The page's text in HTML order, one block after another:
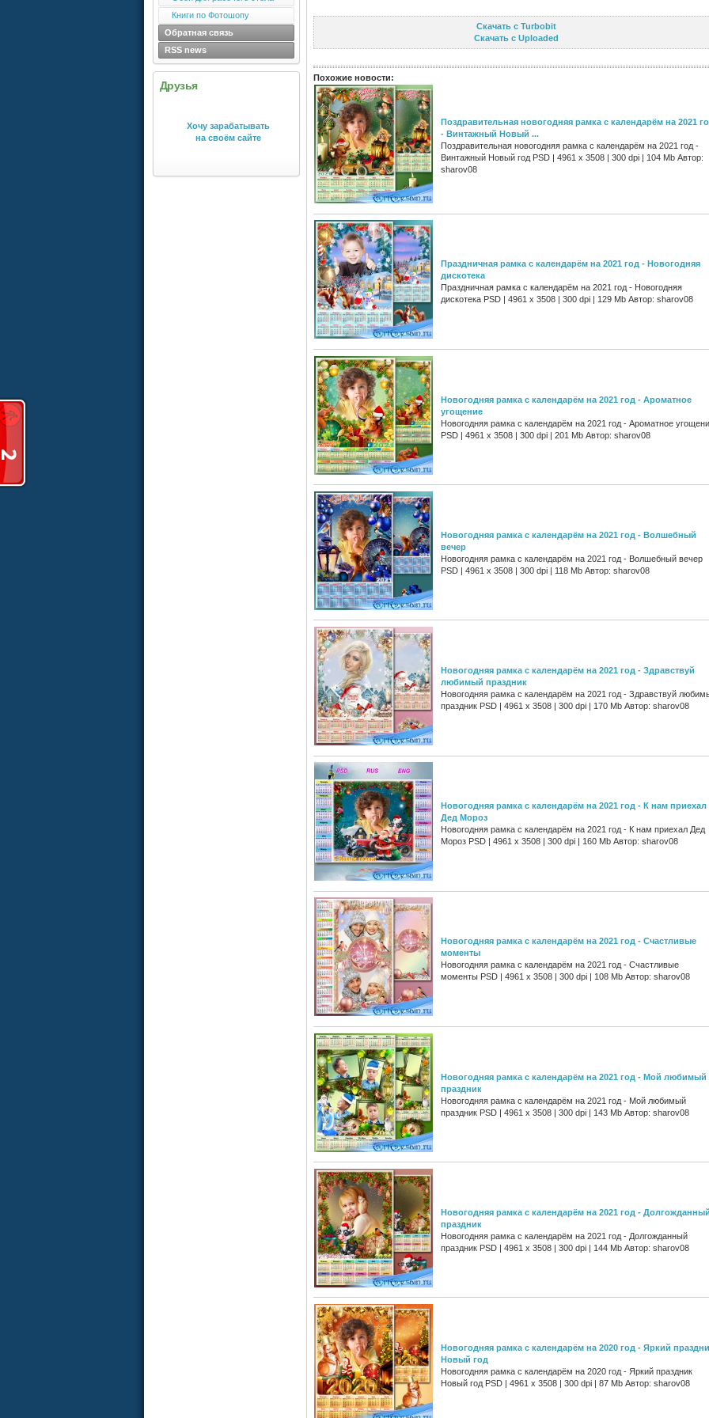
Книги по Фотошопу
Обратная связь
RSS news
Друзья
Хочу зарабатывать
на своём сайте
Скачать с Turbobit
Скачать с Uploaded
Похожие новости:
Поздравительная новогодняя рамка с календарём на 2021
- Винтажный Новый ...
Поздравительная новогодняя рамка с календарём на 2021 год -
Винтажный Новый год PSD | 4961 х 3508 | 300 dpi | 104 Mb Автор:
sharov08
Праздничная рамка с календарём на 2021 год - Новогодняя
дискотека
Праздничная рамка с календарём на 2021 год - Новогодняя
дискотека PSD | 4961 х 3508 | 300 dpi | 129 Mb Автор: sharov08
Новогодняя рамка с календарём на 2021 год - Ароматное
угощение
Новогодняя рамка с календарём на 2021 год - Ароматное
PSD | 4961 х 3508 | 300 dpi | 201 Mb Автор: sharov08
Новогодняя рамка с календарём на 2021 год - Волшебный
вечер
Новогодняя рамка с календарём на 2021 год - Волшебный вечер
PSD | 4961 х 3508 | 300 dpi | 118 Mb Автор: sharov08
Новогодняя рамка с календарём на 2021 год - Здравствуй
любимый праздник
Новогодняя рамка с календарём на 2021 год - Здравствуй
праздник PSD | 4961 х 3508 | 300 dpi | 170 Mb Автор: sharov08
Новогодняя рамка с календарём на 2021 год - К нам приехал
Дед Мороз
Новогодняя рамка с календарём на 2021 год - К нам приехал Дед
Мороз PSD | 4961 х 3508 | 300 dpi | 160 Mb Автор: sharov08
Новогодняя рамка с календарём на 2021 год - Счастливые
моменты
Новогодняя рамка с календарём на 2021 год - Счастливые
моменты PSD | 4961 х 3508 | 300 dpi | 108 Mb Автор: sharov08
Новогодняя рамка с календарём на 2021 год - Мой любимый
праздник
Новогодняя рамка с календарём на 2021 год - Мой любимый
праздник PSD | 4961 х 3508 | 300 dpi | 143 Mb Автор: sharov08
Новогодняя рамка с календарём на 2021 год -
праздник
Новогодняя рамка с календарём на 2021 год - Долгожданный
праздник PSD | 4961 х 3508 | 300 dpi | 144 Mb Автор: sharov08
Новогодняя рамка с календарём на 2020 год - Яркий
Новый год
Новогодняя рамка с календарём на 2020 год - Яркий праздник
Новый год PSD | 4961 х 3508 | 300 dpi | 87 Mb Автор: sharov08